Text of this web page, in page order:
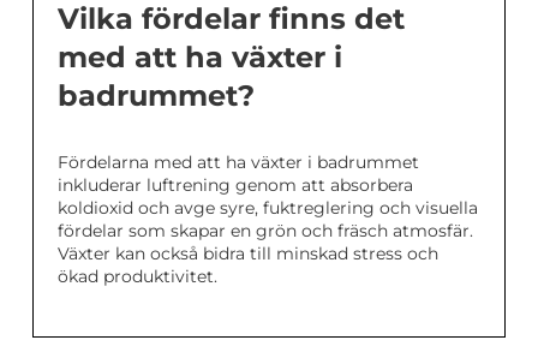
Vilka fördelar finns det
med att ha växter i
badrummet?
Fördelarna med att ha växter i badrummet
inkluderar luftrening genom att absorbera
koldioxid och avge syre, fuktreglering och visuella
fördelar som skapar en grön och fräsch atmosfär.
Växter kan också bidra till minskad stress och
ökad produktivitet.